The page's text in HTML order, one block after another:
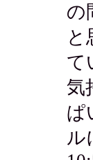
の
と
て
気
ぱ
ル